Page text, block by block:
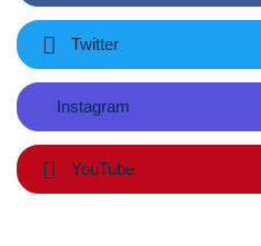
Twitter
Instagram
YouTube